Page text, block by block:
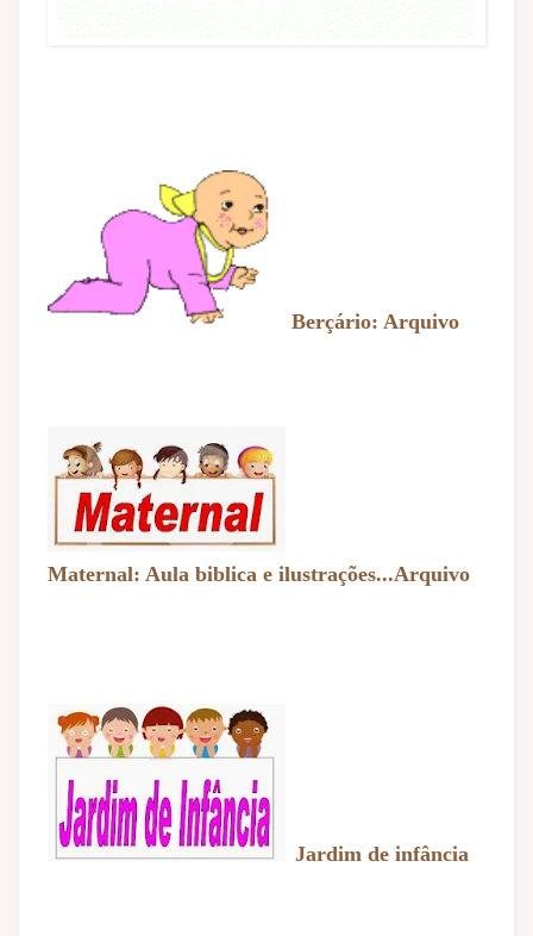
Berçário: Arquivo
Maternal: Aula biblica e ilustrações...Arquivo
Jardim de infância